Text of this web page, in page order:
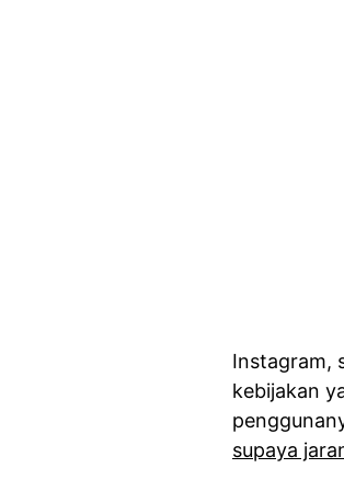
Instagram,
kebijakan
supaya